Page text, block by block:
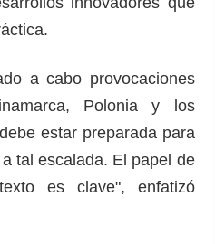
a cabo provocaciones
Polonia y los
estar preparada para
tal escalada. El papel de
es clave", enfatizó